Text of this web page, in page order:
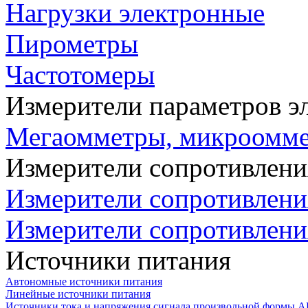
Нагрузки электронные
Пирометры
Частотомеры
Измерители параметров
Мегаомметры,
Измерители
Измерители
Измерители
Источники питания
Автономные источники питания
Линейные источники питания